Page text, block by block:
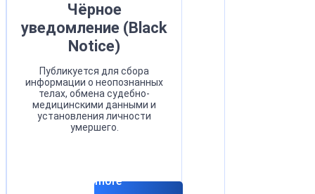
Чёрное
уведомление (Black
Notice)
Публикуется для сбора
информации о неопознанных
телах, обмена судебно-
медицинскими данными и
установления личности
умершего.
Read more